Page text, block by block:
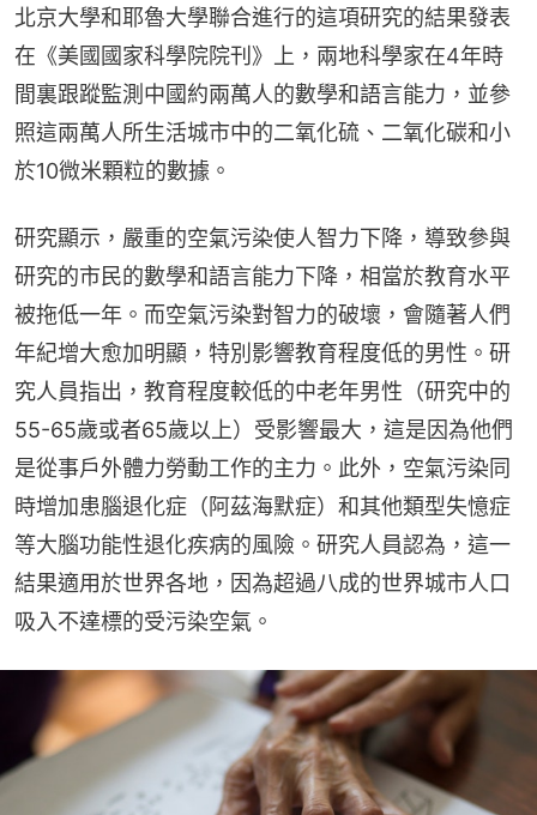
北京大學和耶魯大學聯合進行的這項研究的結果發表
在《美國國家科學院院刊》上，兩地科學家在4年時
間裏跟蹤監測中國約兩萬人的數學和語言能力，並參
照這兩萬人所生活城市中的二氧化硫、二氧化碳和小
於10微米顆粒的數據。
研究顯示，嚴重的空氣污染使人智力下降，導致參與
研究的市民的數學和語言能力下降，相當於教育水平
被拖低一年。而空氣污染對智力的破壞，會隨著人們
年紀增大愈加明顯，特別影響教育程度低的男性。研
究人員指出，教育程度較低的中老年男性（研究中的
55-65歲或者65歲以上）受影響最大，這是因為他們
是從事戶外體力勞動工作的主力。此外，空氣污染同
時增加患腦退化症（阿茲海默症）和其他類型失憶症
等大腦功能性退化疾病的風險。研究人員認為，這一
結果適用於世界各地，因為超過八成的世界城市人口
吸入不達標的受污染空氣。